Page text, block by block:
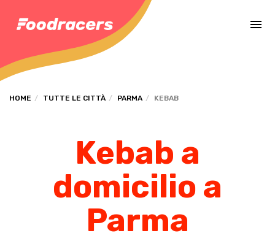
HOME TUTTE LE CITTÀ PARMA KEBAB
Kebab a
domicilio a
Parma